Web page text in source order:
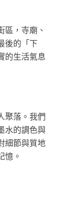
區，寺廟、
後的「下
的生活氣息
聚落。我們
水的調色與
細節與質地
憶。